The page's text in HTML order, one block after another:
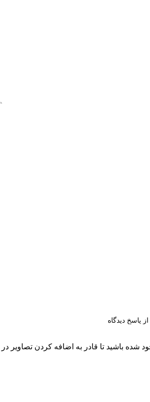
شده باشید تا قادر به اضافه کردن تصاویر در